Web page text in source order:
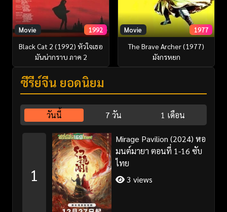
Movie 1992
Black Cat 2 (1992) หัวใจเธอ
มันน่ากราบ ภาค 2
Movie 1977
The Brave Archer (1977)
มังกรหยก
ซีรี่ย์จีน ยอดนิยม
วันนี้ 7 วัน 1 เดือน
1
Mirage Pavilion (2024) หอ
มนต์มายา ตอนที่ 1-16 ซับ
ไทย
3 views